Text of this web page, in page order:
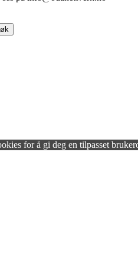
for å gi deg en tilpasset